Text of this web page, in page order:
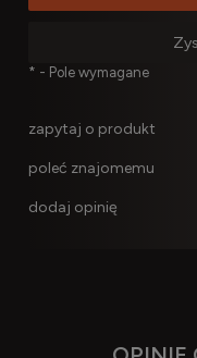
* - Pole wymagane
zapytaj o produkt
poleć znajomemu
dodaj opinię